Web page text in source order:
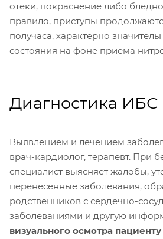
отеки, покраснение либо
правило, приступы
получаса, характерно
состояния на фоне приема
Диагностика ИБС
Выявлением и лечением
врач-кардиолог, терапевт. При
специалист выясняет жалобы,
перенесенные заболевания,
родственников с сердечно-
заболеваниями и другую
визуального осмотра